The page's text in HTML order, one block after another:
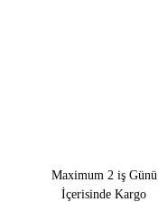
Maximum 2 iş Günü
İçerisinde Kargo